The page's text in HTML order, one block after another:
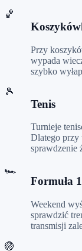
🏀
Przy
wypada
szybko
🎾
Tenis
Turnieje
Dlatego przy
sprawdzenie
🏎️
Formuła 1
Weekend
sprawdzić
transmisji
🏐